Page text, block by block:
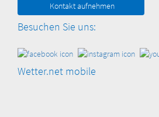
Kontakt aufnehmen
Besuchen Sie uns:
Wetter.net mobile